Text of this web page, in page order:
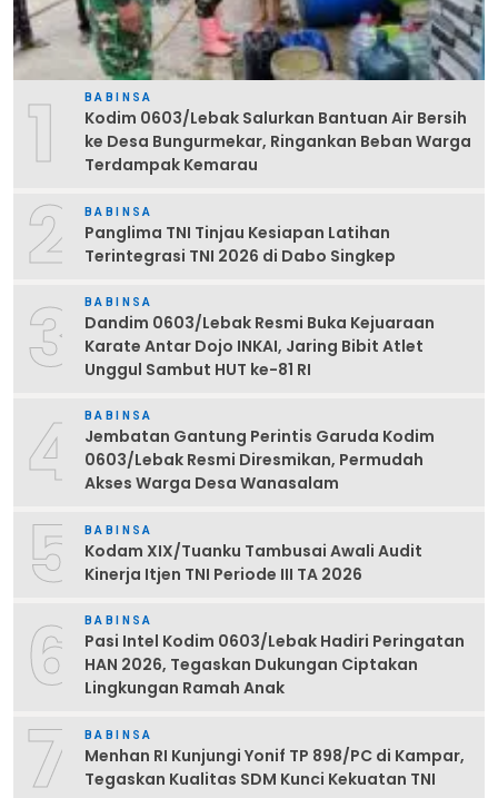
1 BABINSA
Kodim 0603/Lebak Salurkan Bantuan Air Bersih
ke Desa Bungurmekar, Ringankan Beban Warga
Terdampak Kemarau
2 BABINSA
Panglima TNI Tinjau Kesiapan Latihan
Terintegrasi TNI 2026 di Dabo Singkep
3 BABINSA
Dandim 0603/Lebak Resmi Buka Kejuaraan
Karate Antar Dojo INKAI, Jaring Bibit Atlet
Unggul Sambut HUT ke-81 RI
4 BABINSA
Jembatan Gantung Perintis Garuda Kodim
0603/Lebak Resmi Diresmikan, Permudah
Akses Warga Desa Wanasalam
5 BABINSA
Kodam XIX/Tuanku Tambusai Awali Audit
Kinerja Itjen TNI Periode III TA 2026
6 BABINSA
Pasi Intel Kodim 0603/Lebak Hadiri Peringatan
HAN 2026, Tegaskan Dukungan Ciptakan
Lingkungan Ramah Anak
7 BABINSA
Menhan RI Kunjungi Yonif TP 898/PC di Kampar,
Tegaskan Kualitas SDM Kunci Kekuatan TNI